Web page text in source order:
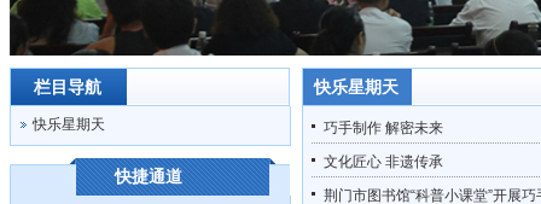
栏目导航
快乐星期天
快捷通道
快乐星期天
巧手制作 解密未来
文化匠心 非遗传承
荆门市图书馆“科普小课堂”开展